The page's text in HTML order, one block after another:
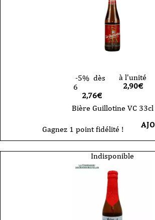
-5% dès
6
2,76€
à l'unité
2,90€
Bière Guillotine VC 33cl
Gagnez 1 point fidélité !
Indisponible